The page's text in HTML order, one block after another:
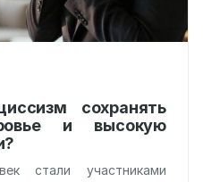
сохранять
и высокую
стали участниками